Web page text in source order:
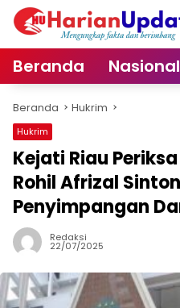
Langsung
Beranda Nasional
Beranda Hukrim
Hukrim
Kejati Riau
Rohil Afrizal
Penyimpangan
Redaksi
22/07/2025